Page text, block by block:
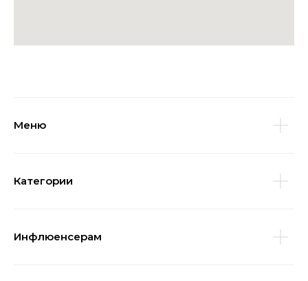
Меню
Категории
Инфлюенсерам